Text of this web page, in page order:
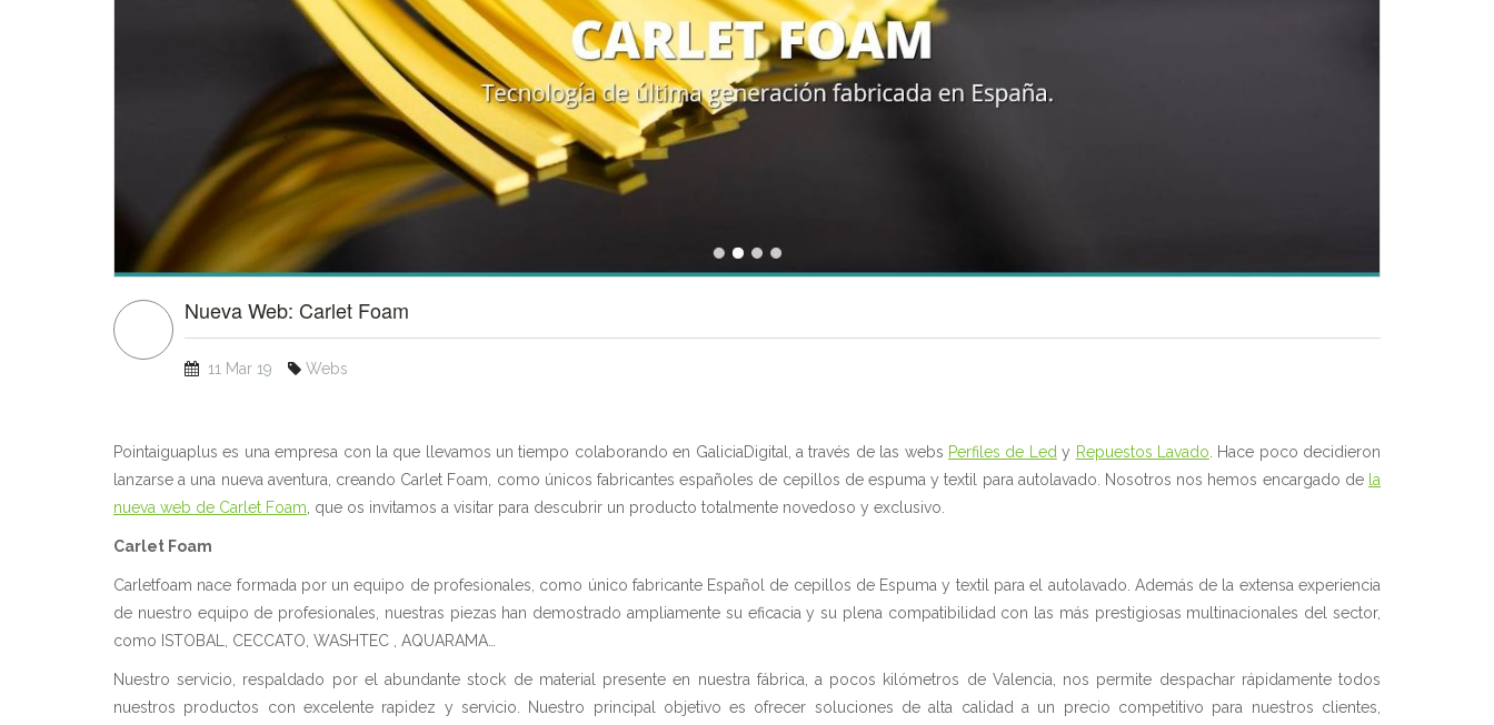
Nueva Web: Carlet Foam
11 Mar 19 Webs
Pointaiguaplus es una empresa con la que llevamos un tiempo colaborando en GaliciaDigital, a través de las webs Perfiles de Led y Repuestos Lavado . Hace poco decidieron
lanzarse a una nueva aventura, creando Carlet Foam, como únicos fabricantes españoles de cepillos de espuma y textil para autolavado. Nosotros nos hemos encargado de la
nueva web de Carlet Foam , que os invitamos a visitar para descubrir un producto totalmente novedoso y exclusivo.
Carlet Foam
Carletfoam nace formada por un equipo de profesionales, como único fabricante Español de cepillos de Espuma y textil para el autolavado. Además de la extensa experiencia
de nuestro equipo de profesionales, nuestras piezas han demostrado ampliamente su eficacia y su plena compatibilidad con las más prestigiosas multinacionales del sector,
como ISTOBAL, CECCATO, WASHTEC , AQUARAMA…
Nuestro servicio, respaldado por el abundante stock de material presente en nuestra fábrica, a pocos kilómetros de Valencia, nos permite despachar rápidamente todos
nuestros productos con excelente rapidez y servicio. Nuestro principal objetivo es ofrecer soluciones de alta calidad a un precio competitivo para nuestros clientes,